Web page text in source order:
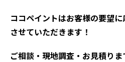
ココペイントはお客様の要望
させていただきます！
ご相談・現地調査・お見積り